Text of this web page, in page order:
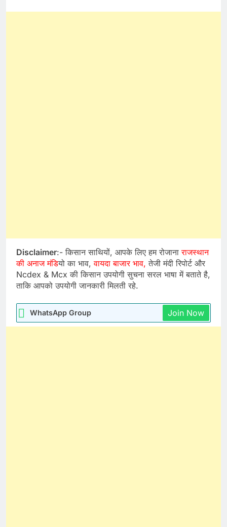
Disclaimer:- किसान साथियों, आपके लिए हम रोजानाराजस्थान
की अनाज मंडियो का भाव, वायदा बाजार भाव, तेजी मंदी रिपोर्ट और
Ncdex & Mcx की किसान उपयोगी सुचना सरल भाषा में बताते है,
ताकि आपको उपयोगी जानकारी मिलती रहे.
WhatsApp Group Join Now